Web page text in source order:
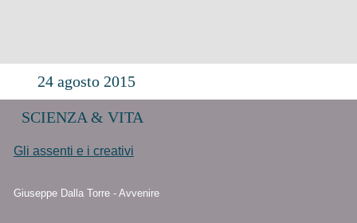
24 agosto 2015
SCIENZA & VITA
Gli assenti e i creativi
Giuseppe Dalla Torre - Avvenire